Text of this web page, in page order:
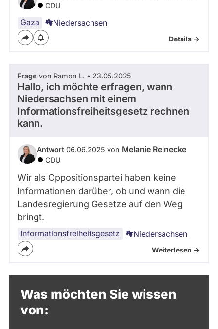
CDU
Gaza Niedersachsen
Details ->
Frage von Ramon L. • 23.05.2025
Hallo, ich möchte erfragen, wann
Niedersachsen mit einem
Informationsfreiheitsgesetz rechnen
kann.
Antwort 06.06.2025 von Melanie Reinecke
CDU
Wir als Oppositionspartei haben keine
Informationen darüber, ob und wann die
Landesregierung Gesetze auf den Weg
bringt.
Informationsfreiheitsgesetz Niedersachsen
Weiterlesen ->
Was möchten Sie wissen
von: